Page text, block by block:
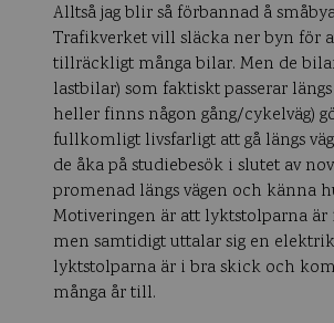
Alltså jag blir så förbannad å
Trafikverket vill släcka ner byn för
tillräckligt många bilar. Men de
lastbilar) som faktiskt passerar
heller finns någon gång/cykelväg)
fullkomligt livsfarligt att gå längs
de åka på studiebesök i slutet av
promenad längs vägen och känna
Motiveringen är att lyktstolparna
men samtidigt uttalar sig en
lyktstolparna är i bra skick och
många år till.